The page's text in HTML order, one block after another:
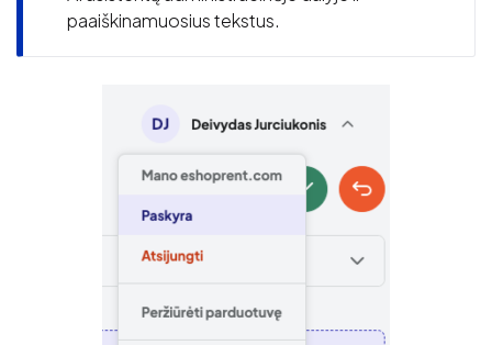
paaiškinamuosius tekstus.